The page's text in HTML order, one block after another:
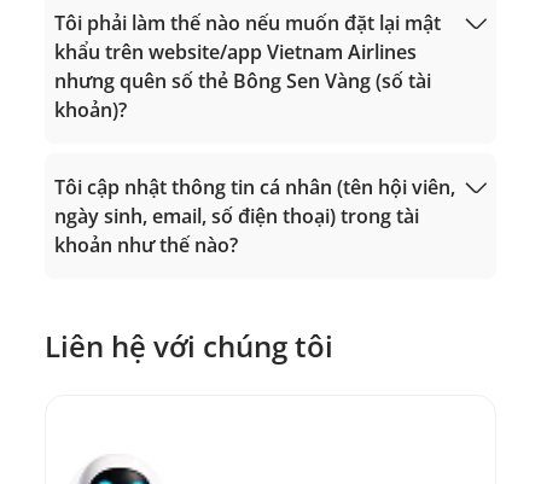
Email:
vip.lotusmiles@vietnamairlines.com
(dành cho hội viên Triệu Dặm, Bạch
Kim, Vàng);
ký);
2. Liên hệchi nhánh của Vietnam Airlines
được hướng dẫn trực tiếp.
vip.lotusmiles@vietnamairlines.com
(dành cho hội viên Triệu Dặm, Bạch
Kim, Vàng);
lotusmiles@vietnamairlines.com
2. Liên hệchi nhánh của Vietnam Airlinesđể
được hướng dẫn trực tiếp.
Đổi dặm lấy vé
thưởng.
Tôi phải làm thế nào nếu muốn đặt lại mật
khẩu trên website/app Vietnam Airlines
nhưng quên số thẻ Bông Sen Vàng (số tài
khoản)?
Đăng nhập
Tôi cập nhật thông tin cá nhân (tên hội viên,
ngày sinh, email, số điện thoại) trong tài
khoản như thế nào?
Liên hệ với chúng tôi